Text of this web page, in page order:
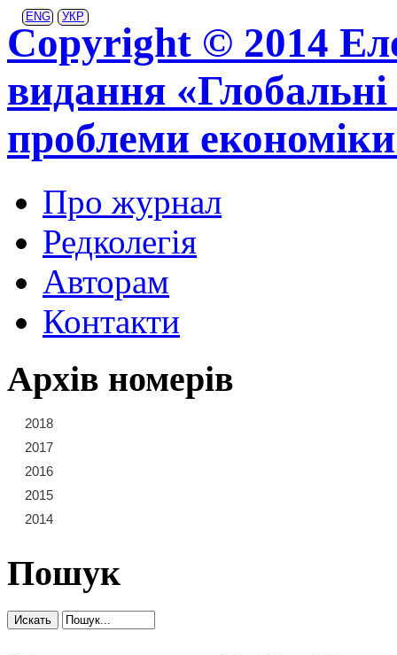
ENG УКР
Copyright © 2014
видання «Глобальні
проблеми
Про журнал
Редколегія
Авторам
Контакти
Архів номерів
2018
2017
2016
2015
2014
Пошук